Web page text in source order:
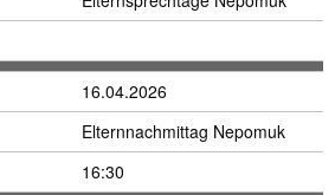
16.04.2026
Elternnachmittag Nepomuk
16:30